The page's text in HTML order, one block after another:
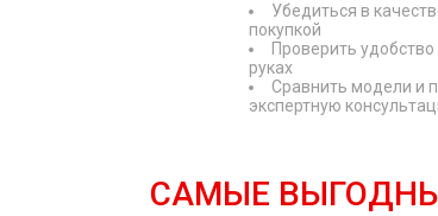
Убедиться в
покупкой
Проверить
руках
Сравнить модели и
экспертную
САМЫЕ